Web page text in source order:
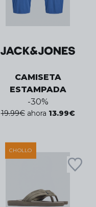
CAMISETA
ESTAMPADA
-30%
19.99€ ahora 13.99€
CHOLLO